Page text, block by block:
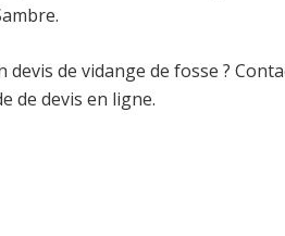
devis de vidange de fosse ?
de devis en ligne.